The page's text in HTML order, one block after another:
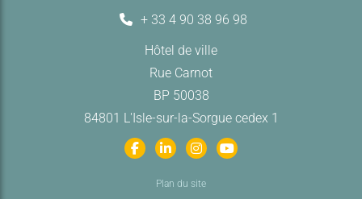
+ 33 4 90 38 96 98
Hôtel de ville
Rue Carnot
BP 50038
84801 L'Isle-sur-la-Sorgue cedex 1
Plan du site